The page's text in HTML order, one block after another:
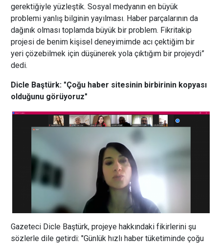
gerektiğiyle yüzleştik. Sosyal medyanın en büyük
problemi yanlış bilginin yayılması. Haber parçalarının da
dağınık olması toplamda büyük bir problem. Fikritakip
projesi de benim kişisel deneyimimde acı çektiğim bir
yeri çözebilmek için düşünerek yola çıktığım bir projeydi”
dedi.
Dicle Baştürk: "Çoğu haber sitesinin birbirinin kopyası
olduğunu görüyoruz"
Gazeteci Dicle Baştürk, projeye hakkındaki fikirlerini şu
sözlerle dile getirdi: "Günlük hızlı haber tüketiminde çoğu